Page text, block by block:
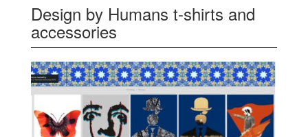
Design by Humans t-shirts and
accessories